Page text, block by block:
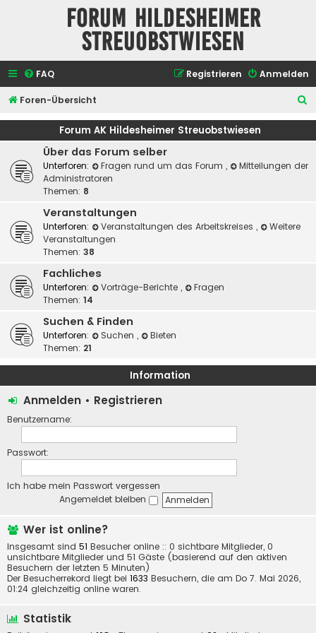
Forum Hildesheimer
Streuobstwiesen
FAQ Anmelden
Registrieren
Foren-Übersicht
u
Forum AK Hildesheimer Streuobstwiesen
Über das Forum selber
Unterforen: Fragen rund um das Forum ,
Mitteilungen der
Administratoren
Themen: 8
Veranstaltungen
Unterforen: Veranstaltungen des Arbeitskreises ,
Weitere
Veranstaltungen
Themen: 38
Fachliches
Unterforen: Vorträge-Berichte ,
Fragen
Themen: 14
Suchen & Finden
Unterforen: Suchen ,
Bieten
Themen: 21
Information
Anmelden • Registrieren
Benutzername:
Passwort:
Ich habe mein Passwort vergessen
Angemeldet bleiben
Wer ist online?
Insgesamt sind 51 Besucher online :: 0 sichtbare Mitglieder, 0
unsichtbare Mitglieder und 51 Gäste (basierend auf den aktiven
Besuchern der letzten 5 Minuten)
Der Besucherrekord liegt bei 1633 Besuchern, die am Do 7. Mai 2026,
01:24 gleichzeitig online waren.
Statistik